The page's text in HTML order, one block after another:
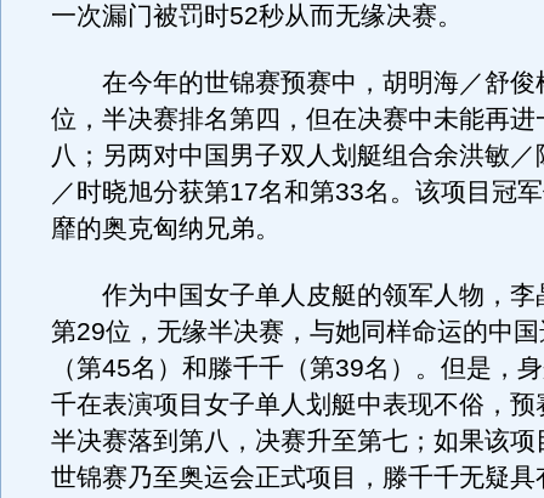
一次漏门被罚时52秒从而无缘决赛。
在今年的世锦赛预赛中，胡明海／舒俊
位，半决赛排名第四，但在决赛中未能再进
八；另两对中国男子双人划艇组合余洪敏
／时晓旭分获第17名和第33名。该项目冠
靡的奥克匈纳兄弟。
作为中国女子单人皮艇的领军人物，李
第29位，无缘半决赛，与她同样命运的中
（第45名）和滕千千（第39名）。但是，
千在表演项目女子单人划艇中表现不俗，预
半决赛落到第八，决赛升至第七；如果该项
世锦赛乃至奥运会正式项目，滕千千无疑具